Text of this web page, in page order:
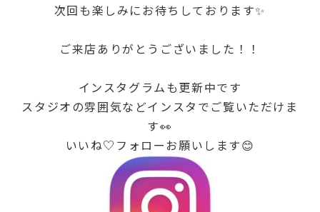
次回も楽しみにお待ちしております✨
ご来店ありがとうございました！！
インスタグラムも更新中です
スタジオの雰囲気などインスタでご覧いただけま
す👀
いいね♡フォローお願いします😊